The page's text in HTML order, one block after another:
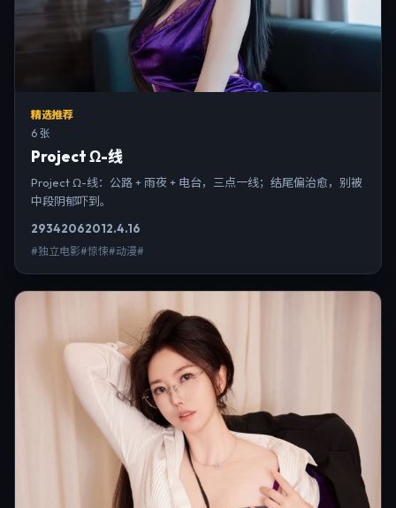
精选推荐
6 张
Project Ω-线
Project Ω-线：公路 + 雨夜 + 电台，三点一线；结尾偏治愈，别被
中段阴郁吓到。
29342062012.4.16
#独立电影#惊悚#动漫#